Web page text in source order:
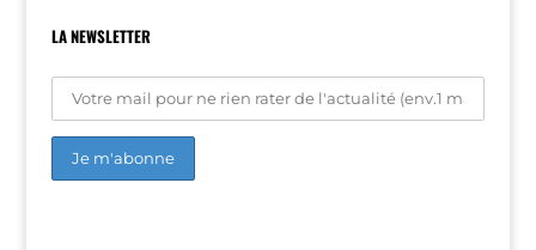
LA NEWSLETTER